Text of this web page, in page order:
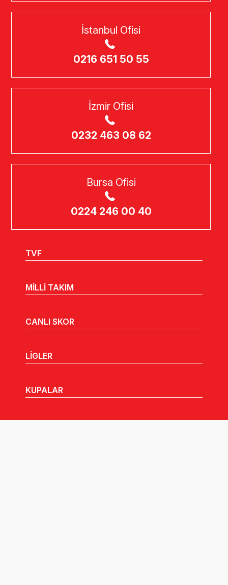
İstanbul Ofisi
0216 651 50 55
İzmir Ofisi
0232 463 08 62
Bursa Ofisi
0224 246 00 40
TVF
MİLLİ TAKIM
CANLI SKOR
LİGLER
KUPALAR